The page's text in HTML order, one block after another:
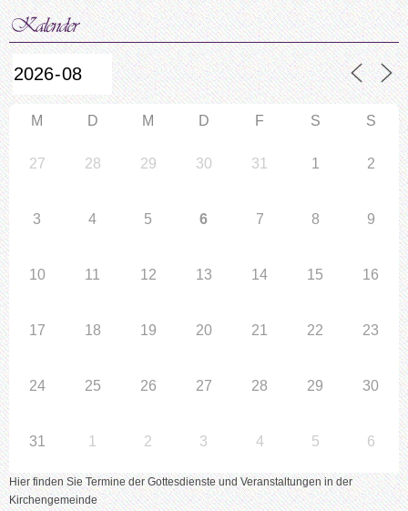
M D M D F S S
27 28 29 30 31 1 2
3 4 5 6 7 8 9
10 11 12 13 14 15 16
17 18 19 20 21 22 23
24 25 26 27 28 29 30
31 1 2 3 4 5 6
Hier finden Sie Termine der Gottesdienste und Veranstaltungen in der
Kirchengemeinde